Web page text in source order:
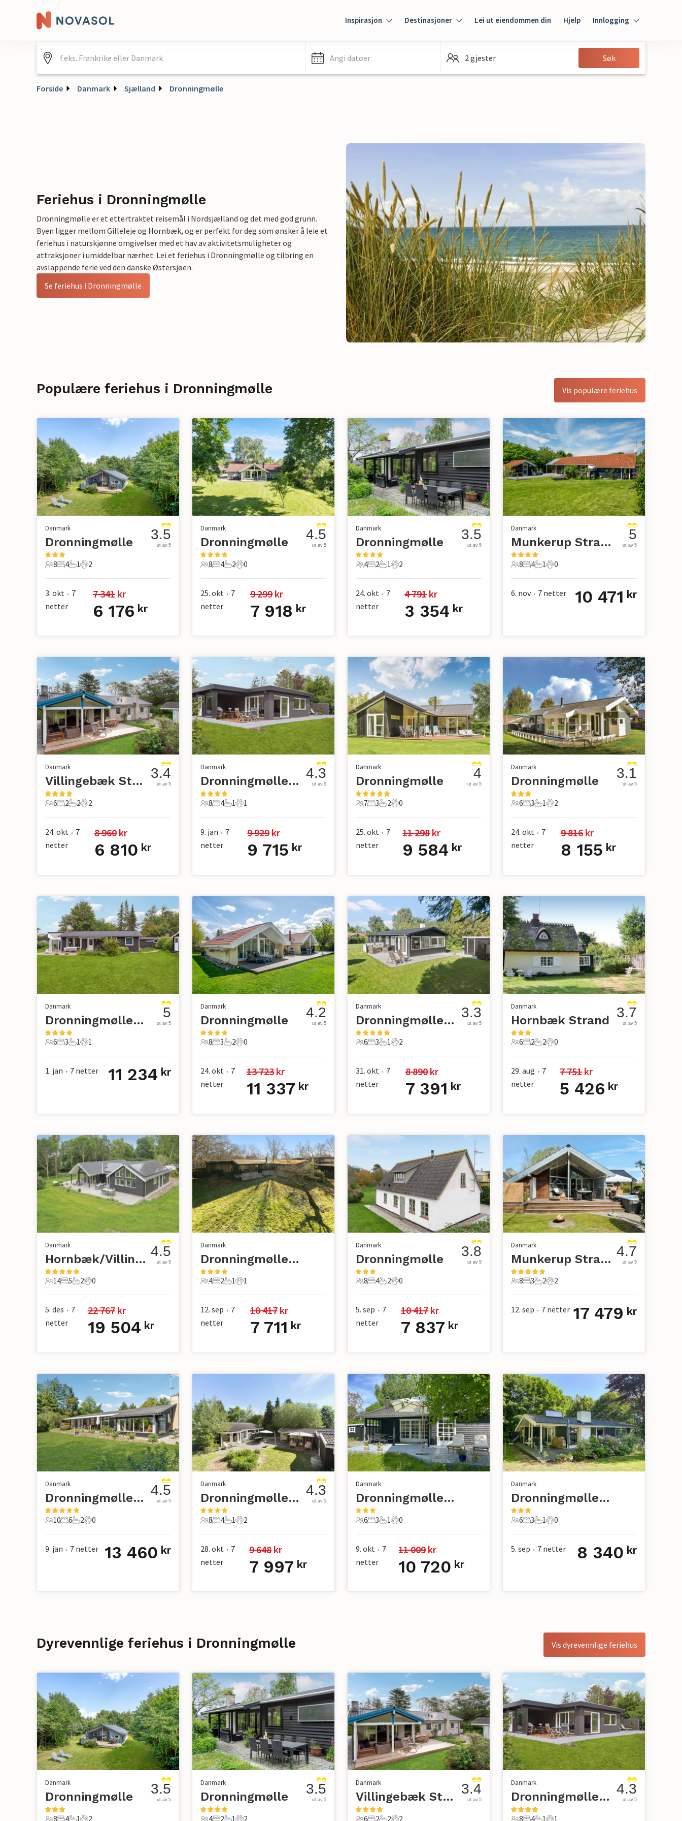
Inspirasjon Destinasjoner Lei ut eiendommen din Hjelp Innlogging
Innlogging
Gjest
Angi datoer 2 gjester Søk
Forside Danmark Sjælland Dronningmølle
Feriehus i Dronningmølle
Dronningmølle er et ettertraktet reisemål i Nordsjælland og det med god grunn.
Byen ligger mellom Gilleleje og Hornbæk, og er perfekt for deg som ønsker å leie et
feriehus i naturskjønne omgivelser med et hav av aktivitetsmuligheter og
attraksjoner i umiddelbar nærhet. Lei et feriehus i Dronningmølle og tilbring en
avslappende ferie ved den danske Østersjøen.
Se feriehus i Dronningmølle
Populære feriehus i Dronningmølle Vis populære feriehus
Danmark
Dronningmølle
8 Gjester
8
4 Soverom
4
1 Bad
1
2 Kjæledyr
2
3.5
ut av 5
3. okt • 7
netter
7 341 kr
6 176 kr
Danmark
Dronningmølle
8 Gjester
8
4 Soverom
4
2 Bad
2
0 Kjæledyr
0
4.5
ut av 5
25. okt • 7
netter
9 299 kr
7 918 kr
Danmark
Dronningmølle
4 Gjester
4
2 Soverom
2
1 Bad
1
2 Kjæledyr
2
3.5
ut av 5
24. okt • 7
netter
4 791 kr
3 354 kr
Danmark
Munkerup Strand
8 Gjester
8
4 Soverom
4
1 Bad
1
0 Kjæledyr
0
5
ut av 5
6. nov • 7 netter 10 471 kr
Danmark
Villingebæk Strand
6 Gjester
6
2 Soverom
2
2 Bad
2
2 Kjæledyr
2
3.4
ut av 5
24. okt • 7
netter
8 960 kr
6 810 kr
Danmark
Dronningmølle Strand
8 Gjester
8
4 Soverom
4
1 Bad
1
1 Kjæledyr
1
4.3
ut av 5
9. jan • 7
netter
9 929 kr
9 715 kr
Danmark
Dronningmølle
7 Gjester
7
3 Soverom
3
2 Bad
2
0 Kjæledyr
0
4
ut av 5
25. okt • 7
netter
11 298 kr
9 584 kr
Danmark
Dronningmølle
6 Gjester
6
3 Soverom
3
1 Bad
1
2 Kjæledyr
2
3.1
ut av 5
24. okt • 7
netter
9 816 kr
8 155 kr
Danmark
Dronningmølle Strand
6 Gjester
6
3 Soverom
3
1 Bad
1
1 Kjæledyr
1
5
ut av 5
1. jan • 7 netter 11 234 kr
Danmark
Dronningmølle
8 Gjester
8
3 Soverom
3
2 Bad
2
0 Kjæledyr
0
4.2
ut av 5
24. okt • 7
netter
13 723 kr
11 337 kr
Danmark
Dronningmølle Strand
6 Gjester
6
3 Soverom
3
1 Bad
1
2 Kjæledyr
2
3.3
ut av 5
31. okt • 7
netter
8 890 kr
7 391 kr
Danmark
Hornbæk Strand
6 Gjester
6
2 Soverom
2
2 Bad
2
0 Kjæledyr
0
3.7
ut av 5
29. aug • 7
netter
7 751 kr
5 426 kr
Danmark
Hornbæk/Villingebæk
14 Gjester
14
5 Soverom
5
2 Bad
2
0 Kjæledyr
0
4.5
ut av 5
5. des • 7
netter
22 767 kr
19 504 kr
Danmark
Dronningmølle Strand
4 Gjester
4
2 Soverom
2
1 Bad
1
1 Kjæledyr
1
12. sep • 7
netter
10 417 kr
7 711 kr
Danmark
Dronningmølle
8 Gjester
8
4 Soverom
4
2 Bad
2
0 Kjæledyr
0
3.8
ut av 5
5. sep • 7
netter
10 417 kr
7 837 kr
Danmark
Munkerup Strand
8 Gjester
8
3 Soverom
3
2 Bad
2
2 Kjæledyr
2
4.7
ut av 5
12. sep • 7 netter 17 479 kr
Danmark
Dronningmølle Strand
10 Gjester
10
6 Soverom
6
2 Bad
2
0 Kjæledyr
0
4.5
ut av 5
9. jan • 7 netter 13 460 kr
Danmark
Dronningmølle Strand
8 Gjester
8
4 Soverom
4
1 Bad
1
2 Kjæledyr
2
4.3
ut av 5
28. okt • 7
netter
9 648 kr
7 997 kr
Danmark
Dronningmølle Strand
6 Gjester
6
3 Soverom
3
1 Bad
1
0 Kjæledyr
0
9. okt • 7
netter
11 009 kr
10 720 kr
Danmark
Dronningmølle Strand
6 Gjester
6
3 Soverom
3
1 Bad
1
0 Kjæledyr
0
5. sep • 7 netter 8 340 kr
Dyrevennlige feriehus i Dronningmølle Vis dyrevennlige feriehus
Danmark
Dronningmølle
8 4 1 2
3.5
ut av 5
Danmark
Dronningmølle
4 2 1 2
3.5
ut av 5
Danmark
Villingebæk Strand
6 2 2 2
3.4
ut av 5
Danmark
Dronningmølle Strand
8 4 1 1
4.3
ut av 5